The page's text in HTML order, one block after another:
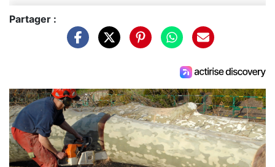
Partager :